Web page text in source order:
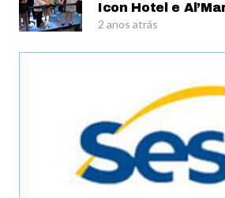
Icon Hotel e
2 anos atrás